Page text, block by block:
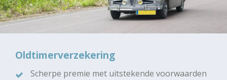
Oldtimerverzekering
Scherpe premie met uitstekende voorwaarden